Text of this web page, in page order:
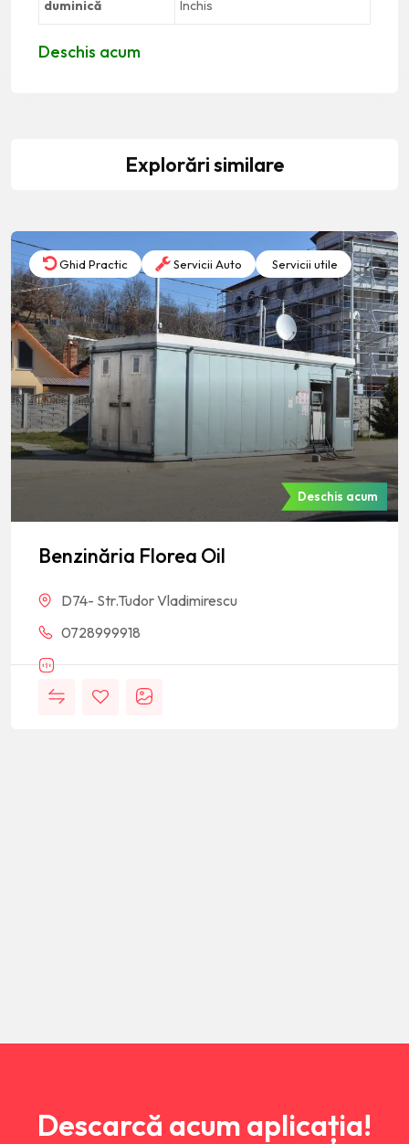
duminică Inchis
Deschis acum
Explorări similare
Ghid Practic Servicii Auto Servicii utile
Deschis acum
Benzinăria Florea Oil
D74- Str.Tudor Vladimirescu
0728999918
Descarcă acum aplicația!